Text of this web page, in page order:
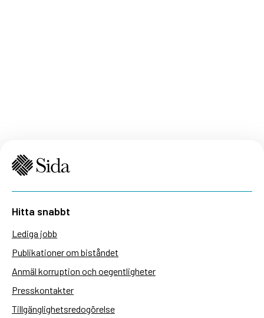
Hitta snabbt
Lediga jobb
Publikationer om biståndet
Anmäl korruption och oegentligheter
Presskontakter
Tillgänglighetsredogörelse